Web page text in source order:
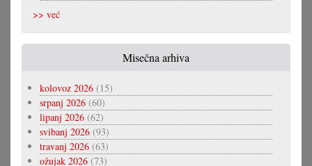
>> već
Misečna arhiva
kolovoz 2026 (15)
srpanj 2026 (60)
lipanj 2026 (62)
svibanj 2026 (93)
travanj 2026 (63)
ožujak 2026 (73)